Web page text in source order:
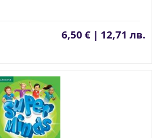
6,50 € | 12,71 лв.